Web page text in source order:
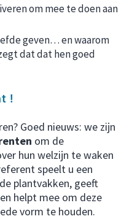
om mee te doen aan
geven… en waarom
dat dat hen goed
!
Goed nieuws: we zijn
om de
hun welzijn te waken
speelt u een
plantvakken, geeft
helpt mee om deze
vorm te houden.